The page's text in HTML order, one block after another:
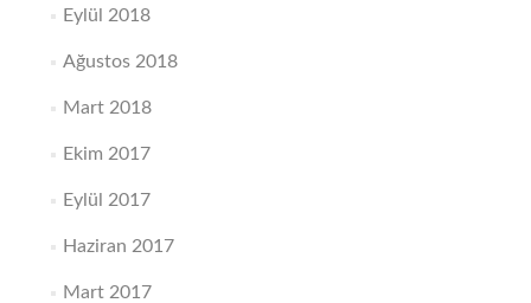
Eylül 2018
Ağustos 2018
Mart 2018
Ekim 2017
Eylül 2017
Haziran 2017
Mart 2017